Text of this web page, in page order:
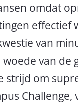
omdat
effectief
van
woede van de
strijd om
Challenge,